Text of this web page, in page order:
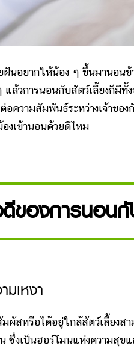
ฝันอยากให้น้อง ๆ ขึ้นมานอน
ล้วการนอนกับสัตว์เลี้ยงก็มีทั้ง
วามสัมพันธ์ระหว่างเจ้าของ
งเข้านอนด้วยดีไหม
ของการนอน
มเหงา
หรือได้อยู่ใกล้สัตว์เลี้ยงสา
ซึ่งเป็นฮอร์โมนแห่งความสุข